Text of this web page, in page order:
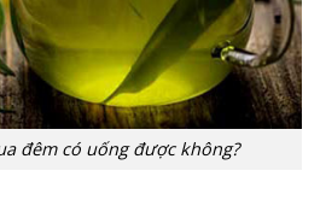
đêm có uống được không?